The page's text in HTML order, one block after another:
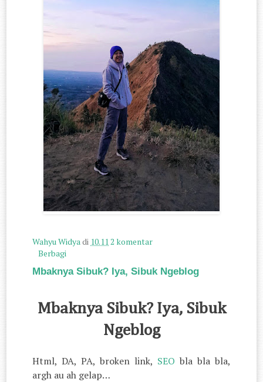
Wahyu Widyadi 10.11 2 komentar
Berbagi
Mbaknya Sibuk? Iya, Sibuk Ngeblog
Mbaknya Sibuk? Iya, Sibuk
Ngeblog
Html, DA, PA, broken link, SEO bla bla bla,
argh au ah gelap…